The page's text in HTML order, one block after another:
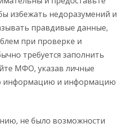
избежать недоразумений и
правдивые данные,
при проверке и
требуется заполнить
МФО, указав личные
информацию и информацию
не было возможности